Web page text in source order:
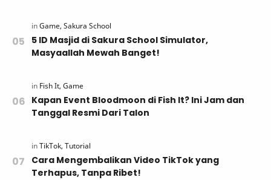
5 ID Masjid di Sakura School Simulator,
Masyaallah Mewah Banget!
Kapan Event Bloodmoon di Fish It? Ini Jam dan
Tanggal Resmi Dari Talon
Cara Mengembalikan Video TikTok yang
Terhapus, Tanpa Ribet!